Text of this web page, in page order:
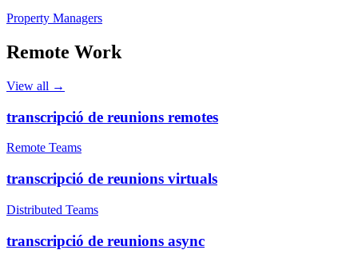
Property Managers
Remote Work
View all →
transcripció de reunions remotes
Remote Teams
transcripció de reunions virtuals
Distributed Teams
transcripció de reunions async